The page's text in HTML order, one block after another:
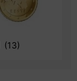
(13)